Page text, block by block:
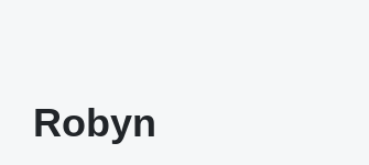
Robyn